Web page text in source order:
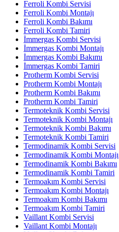
Ferroli Kombi Servisi
Ferroli Kombi Montajı
Ferroli Kombi Bakımı
Ferroli Kombi Tamiri
İmmergas Kombi Servisi
İmmergas Kombi Montajı
İmmergas Kombi Bakımı
İmmergas Kombi Tamiri
Protherm Kombi Servisi
Protherm Kombi Montajı
Protherm Kombi Bakımı
Protherm Kombi Tamiri
Termoteknik Kombi Servisi
Termoteknik Kombi Montajı
Termoteknik Kombi Bakımı
Termoteknik Kombi Tamiri
Termodinamik Kombi Servisi
Termodinamik Kombi Montajı
Termodinamik Kombi Bakımı
Termodinamik Kombi Tamiri
Termoakım Kombi Servisi
Termoakım Kombi Montajı
Termoakım Kombi Bakımı
Termoakım Kombi Tamiri
Vaillant Kombi Servisi
Vaillant Kombi Montajı